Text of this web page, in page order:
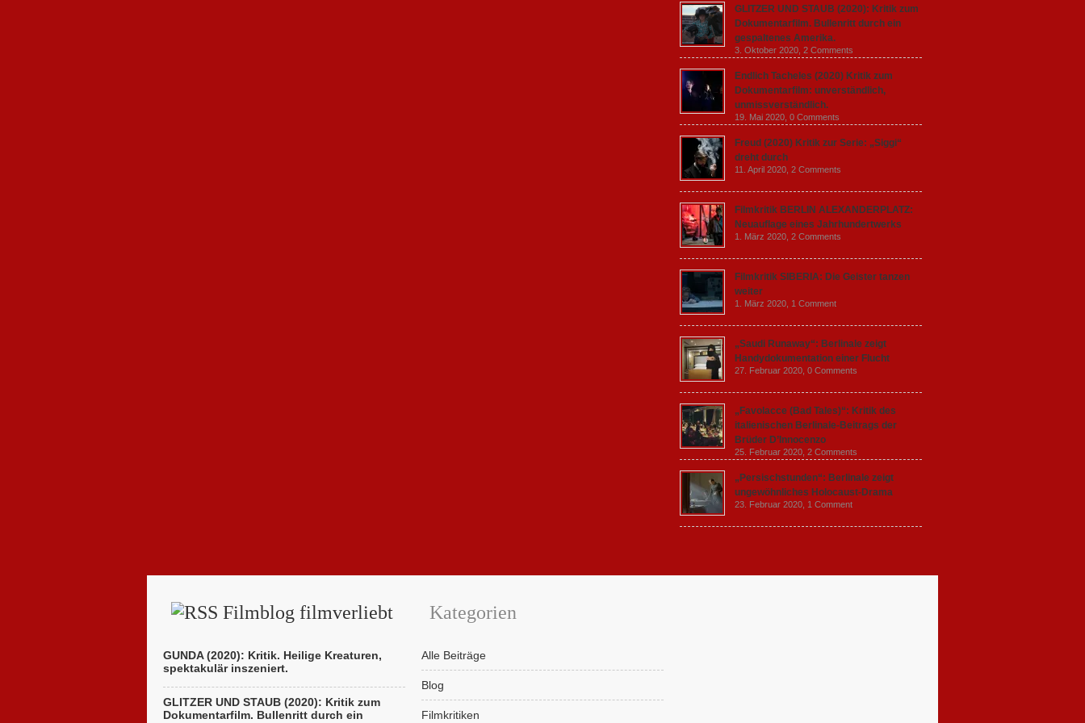
GLITZER UND STAUB (2020): Kritik zum
Dokumentarfilm. Bullenritt durch ein
gespaltenes Amerika.
3. Oktober 2020, 2 Comments
Endlich Tacheles (2020) Kritik zum
Dokumentarfilm: unverständlich,
unmissverständlich.
19. Mai 2020, 0 Comments
Freud (2020) Kritik zur Serie: „Siggi“
dreht durch
11. April 2020, 2 Comments
Filmkritik BERLIN ALEXANDERPLATZ:
Neuauflage eines Jahrhundertwerks
1. März 2020, 2 Comments
Filmkritik SIBERIA: Die Geister tanzen
weiter
1. März 2020, 1 Comment
„Saudi Runaway“: Berlinale zeigt
Handydokumentation einer Flucht
27. Februar 2020, 0 Comments
„Favolacce (Bad Tales)“: Kritik des
italienischen Berlinale-Beitrags der
Brüder D’Innocenzo
25. Februar 2020, 2 Comments
„Persischstunden“: Berlinale zeigt
ungewöhnliches Holocaust-Drama
23. Februar 2020, 1 Comment
Filmblog filmverliebt
GUNDA (2020): Kritik. Heilige Kreaturen,
spektakulär inszeniert.
GLITZER UND STAUB (2020): Kritik zum
Dokumentarfilm. Bullenritt durch ein
Kategorien
Alle Beiträge
Blog
Filmkritiken